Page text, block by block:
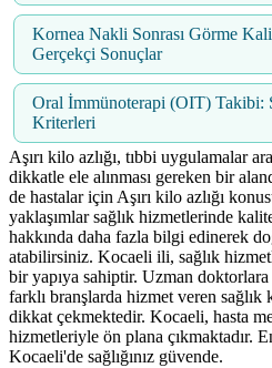
Kornea Nakli Sonrası Görme
Gerçekçi Sonuçlar
Oral İmmünoterapi (OIT) Takibi:
Kriterleri
Aşırı kilo azlığı, tıbbi uygulamalar
dikkatle ele alınması gereken bir
de hastalar için Aşırı kilo azlığı
yaklaşımlar sağlık hizmetlerinde
hakkında daha fazla bilgi edinerek
atabilirsiniz. Kocaeli ili, sağlık
bir yapıya sahiptir. Uzman doktorlara
farklı branşlarda hizmet veren
dikkat çekmektedir. Kocaeli, hasta
hizmetleriyle ön plana çıkmaktadır.
Kocaeli'de sağlığınız güvende.